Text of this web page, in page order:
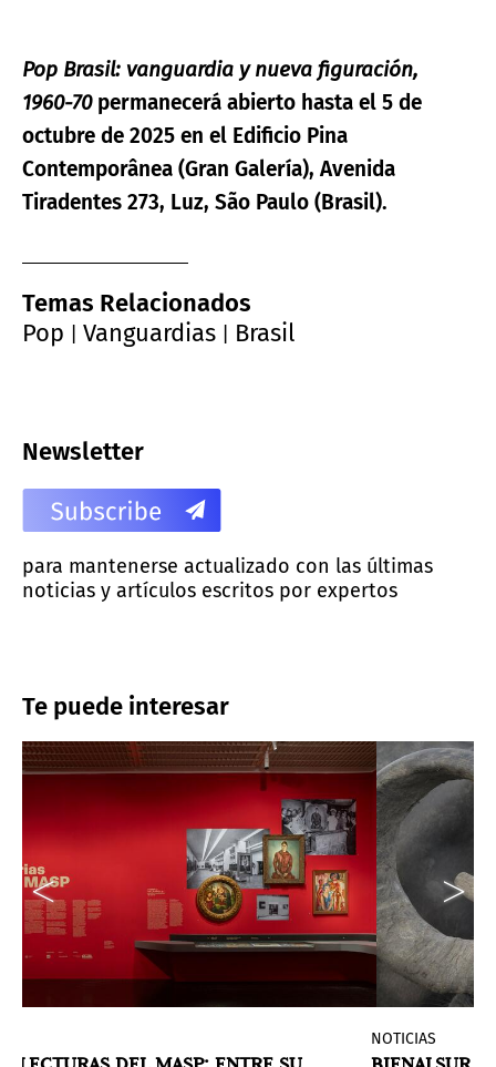
Pop Brasil: vanguardia y nueva figuración,
1960-70 permanecerá abierto hasta el 5 de
octubre de 2025 en el Edificio Pina
Contemporânea (Gran Galería), Avenida
Tiradentes 273, Luz, São Paulo (Brasil).
Temas Relacionados
Pop
Vanguardias Brasil
Newsletter
para mantenerse actualizado con las últimas
noticias y artículos escritos por expertos
Te puede interesar
NOTICIAS